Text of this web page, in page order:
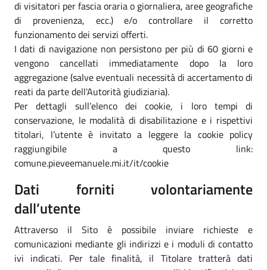
di visitatori per fascia oraria o giornaliera, aree geografiche
di provenienza, ecc.) e/o controllare il corretto
funzionamento dei servizi offerti.
I dati di navigazione non persistono per più di 60 giorni e
vengono cancellati immediatamente dopo la loro
aggregazione (salve eventuali necessità di accertamento di
reati da parte dell'Autorità giudiziaria).
Per dettagli sull’elenco dei cookie, i loro tempi di
conservazione, le modalità di disabilitazione e i rispettivi
titolari, l’utente è invitato a leggere la cookie policy
raggiungibile a questo link:
comune.pieveemanuele.mi.it/it/cookie
Dati forniti volontariamente
dall’utente
Attraverso il Sito è possibile inviare richieste e
comunicazioni mediante gli indirizzi e i moduli di contatto
ivi indicati. Per tale finalità, il Titolare tratterà dati